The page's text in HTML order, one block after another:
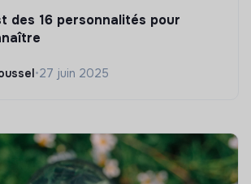
des 16 personnalités pour
•27 juin 2025